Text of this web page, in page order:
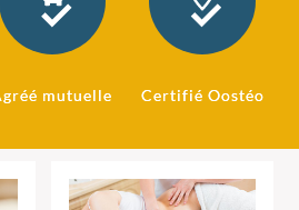
mutuelle Certifié Oostéo